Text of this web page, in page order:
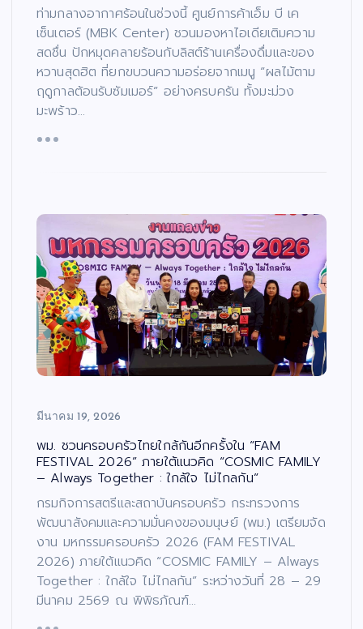
ท่ามกลางอากาศร้อนในช่วงนี้ ศูนย์การค้าเอ็ม บี เค
เซ็นเตอร์ (MBK Center) ชวนมองหาไอเดียเติมความ
สดชื่น ปักหมุดคลายร้อนกับลิสต์ร้านเครื่องดื่มและของ
หวานสุดฮิต ที่ยกขบวนความอร่อยจากเมนู “ผลไม้ตาม
ฤดูกาลต้อนรับซัมเมอร์” อย่างครบครัน ทั้งมะม่วง
มะพร้าว…
มีนาคม 19, 2026
พม. ชวนครอบครัวไทยใกล้กันอีกครั้งใน “FAM
FESTIVAL 2026” ภายใต้แนวคิด “COSMIC FAMILY
– Always Together : ใกล้ใจ ไม่ไกลกัน”
กรมกิจการสตรีและสถาบันครอบครัว กระทรวงการ
พัฒนาสังคมและความมั่นคงของมนุษย์ (พม.) เตรียมจัด
งาน มหกรรมครอบครัว 2026 (FAM FESTIVAL
2026) ภายใต้แนวคิด “COSMIC FAMILY – Always
Together : ใกล้ใจ ไม่ไกลกัน” ระหว่างวันที่ 28 – 29
มีนาคม 2569 ณ พิพิธภัณฑ์…